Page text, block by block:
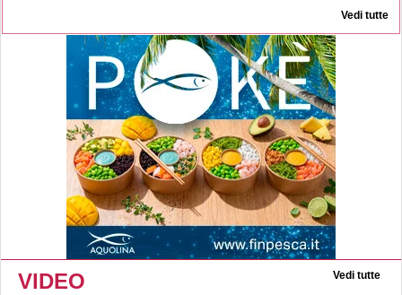
Vedi tutte
VIDEO Vedi tutte